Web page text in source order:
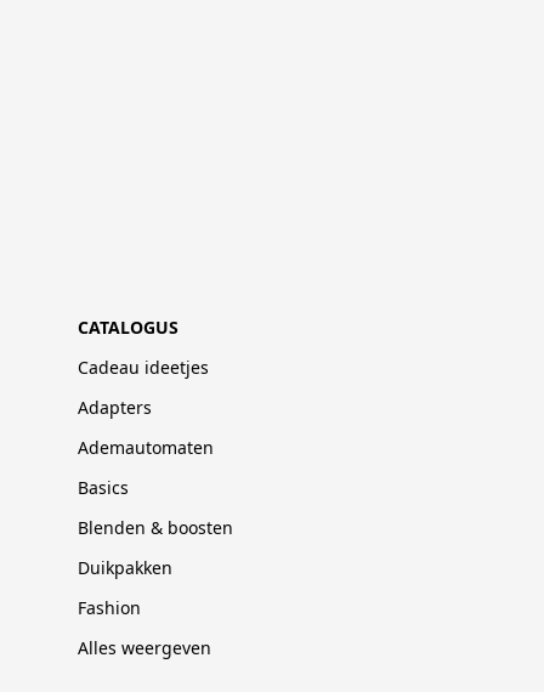
CATALOGUS
Cadeau ideetjes
Adapters
Ademautomaten
Basics
Blenden & boosten
Duikpakken
Fashion
Alles weergeven